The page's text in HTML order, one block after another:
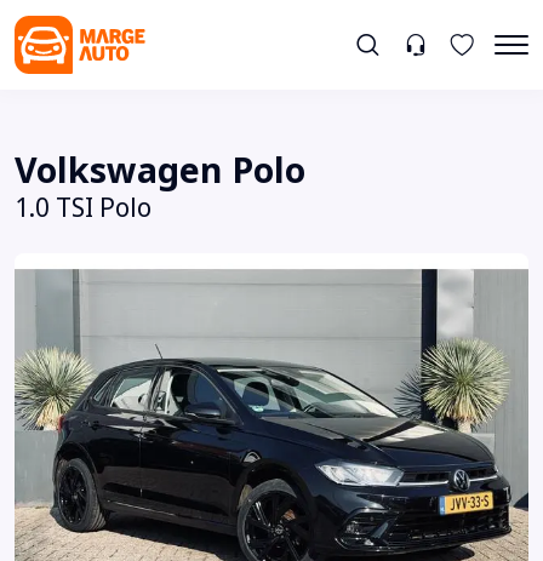
Volkswagen Polo
1.0 TSI Polo